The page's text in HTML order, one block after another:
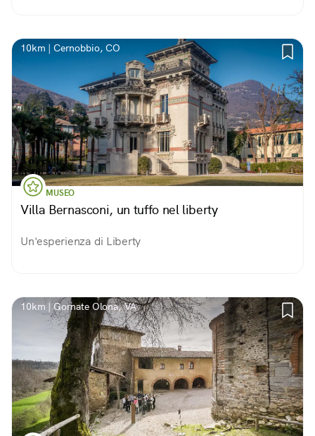
10km | Cernobbio, CO
MUSEO
Villa Bernasconi, un tuffo nel liberty
Un'esperienza di Liberty
10km | Gornate Olona, VA